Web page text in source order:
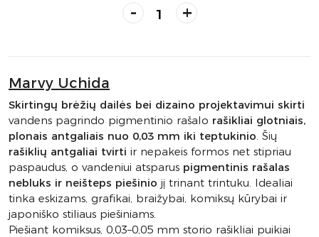
- +
Marvy Uchida
Skirtingų brėžių dailės bei dizaino projektavimui skirti
vandens pagrindo pigmentinio rašalo rašikliai glotniais,
plonais antgaliais nuo 0,03 mm iki teptukinio. Šių
rašiklių antgaliai tvirti ir nepakeis formos net stipriau
paspaudus, o vandeniui atsparus pigmentinis rašalas
nebluks ir neišteps piešinio jį trinant trintuku. Idealiai
tinka eskizams, grafikai, braižybai, komiksų kūrybai ir
japoniško stiliaus piešiniams.
Piešiant komiksus, 0,03–0,05 mm storio rašikliai puikiai